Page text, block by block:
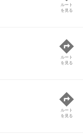
ルート
を見る
ルート
を見る
ルート
を見る